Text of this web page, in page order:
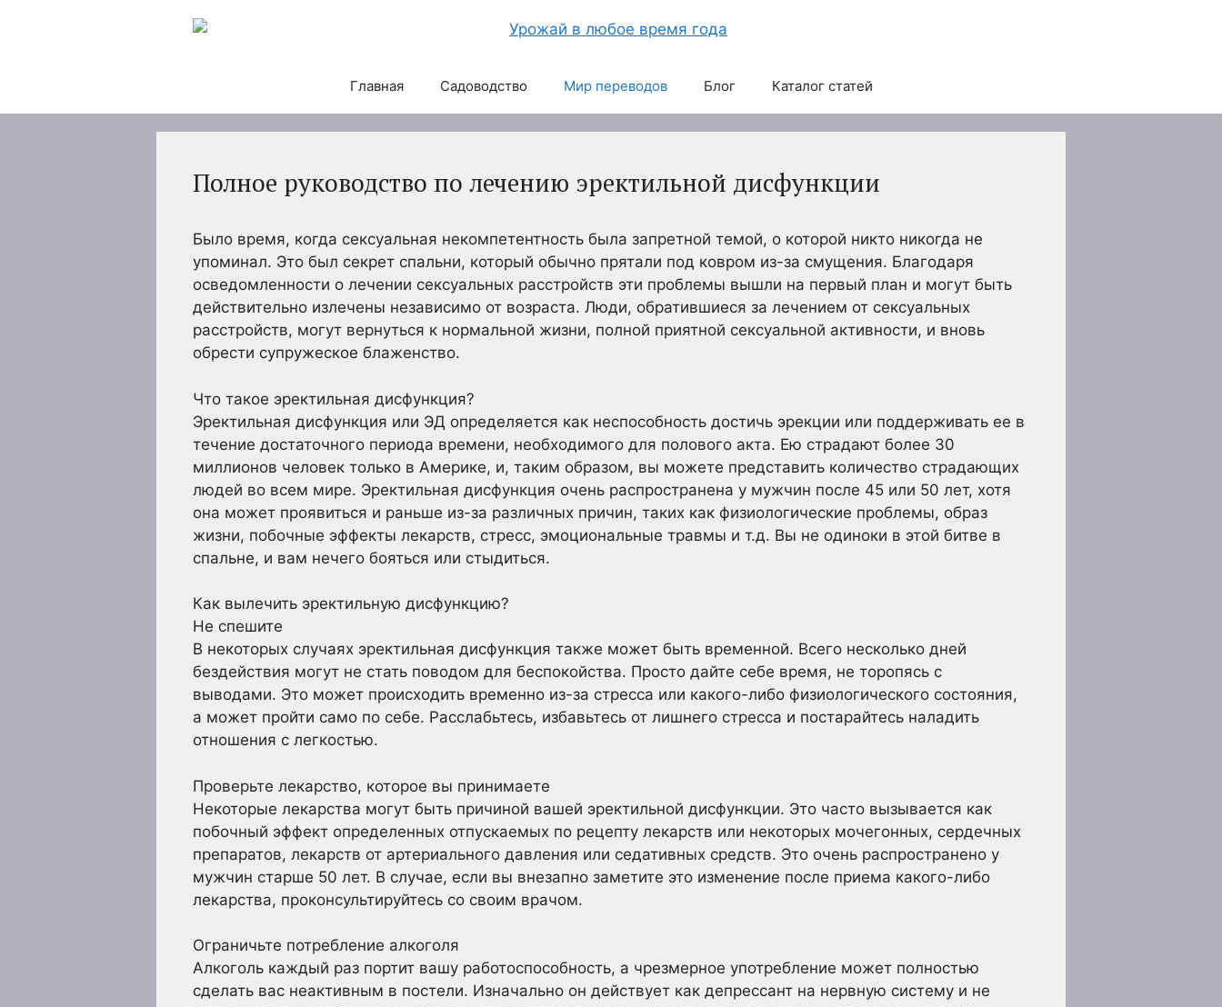
Главная Садоводство Мир переводов Блог Каталог статей
Полное руководство по лечению эректильной дисфункции
Было время, когда сексуальная некомпетентность была запретной темой, о которой никто никогда не
упоминал. Это был секрет спальни, который обычно прятали под ковром из-за смущения. Благодаря
осведомленности о лечении сексуальных расстройств эти проблемы вышли на первый план и могут быть
действительно излечены независимо от возраста. Люди, обратившиеся за лечением от сексуальных
расстройств, могут вернуться к нормальной жизни, полной приятной сексуальной активности, и вновь
обрести супружеское блаженство.
Что такое эректильная дисфункция?
Эректильная дисфункция или ЭД определяется как неспособность достичь эрекции или поддерживать ее в
течение достаточного периода времени, необходимого для полового акта. Ею страдают более 30
миллионов человек только в Америке, и, таким образом, вы можете представить количество страдающих
людей во всем мире. Эректильная дисфункция очень распространена у мужчин после 45 или 50 лет, хотя
она может проявиться и раньше из-за различных причин, таких как физиологические проблемы, образ
жизни, побочные эффекты лекарств, стресс, эмоциональные травмы и т.д. Вы не одиноки в этой битве в
спальне, и вам нечего бояться или стыдиться.
Как вылечить эректильную дисфункцию?
Не спешите
В некоторых случаях эректильная дисфункция также может быть временной. Всего несколько дней
бездействия могут не стать поводом для беспокойства. Просто дайте себе время, не торопясь с
выводами. Это может происходить временно из-за стресса или какого-либо физиологического состояния,
а может пройти само по себе. Расслабьтесь, избавьтесь от лишнего стресса и постарайтесь наладить
отношения с легкостью.
Проверьте лекарство, которое вы принимаете
Некоторые лекарства могут быть причиной вашей эректильной дисфункции. Это часто вызывается как
побочный эффект определенных отпускаемых по рецепту лекарств или некоторых мочегонных, сердечных
препаратов, лекарств от артериального давления или седативных средств. Это очень распространено у
мужчин старше 50 лет. В случае, если вы внезапно заметите это изменение после приема какого-либо
лекарства, проконсультируйтесь со своим врачом.
Ограничьте потребление алкоголя
Алкоголь каждый раз портит вашу работоспособность, а чрезмерное употребление может полностью
сделать вас неактивным в постели. Изначально он действует как депрессант на нервную систему и не